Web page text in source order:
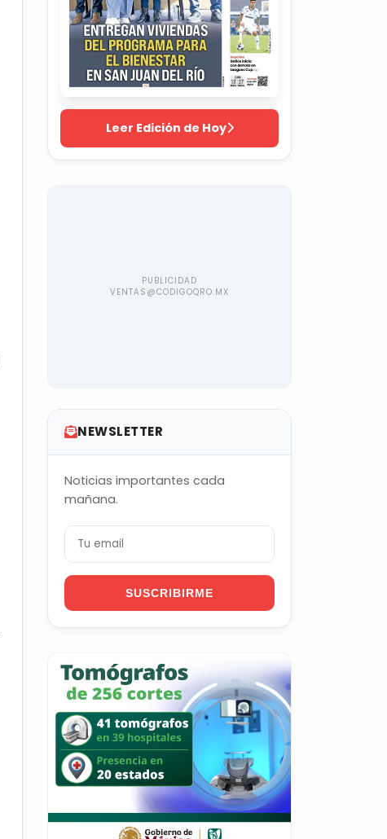
Leer Edición de Hoy
NEWSLETTER
Noticias importantes cada
mañana.
SUSCRIBIRME